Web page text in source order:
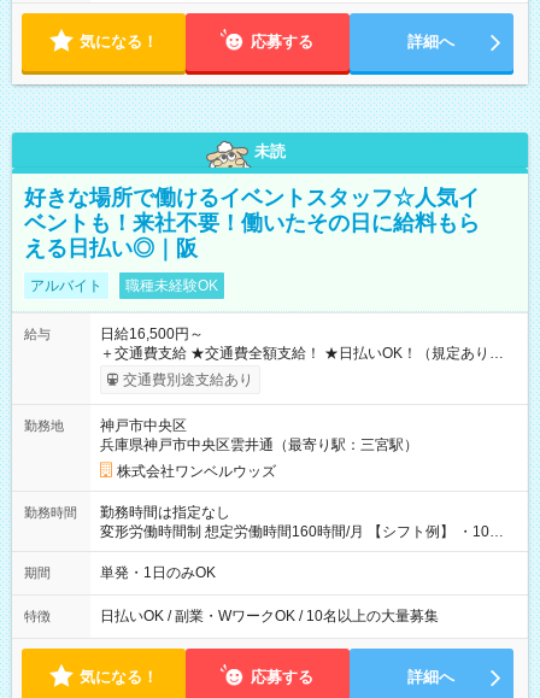
気になる！ 応募する 詳細へ
未読
好きな場所で働けるイベントスタッフ☆人気イ
ベントも！来社不要！働いたその日に給料もら
える日払い◎｜阪
アルバイト 職種未経験OK
給与
日給16,500円～
＋交通費支給 ★交通費全額支給！ ★日払いOK！（規定あり） ┗
働いたその日に現金GET♪ お仕事後はコンビニATMから 日払
交通費別途支給あり
勤務地
神戸市中央区
兵庫県神戸市中央区雲井通（最寄り駅：三宮駅）
株式会社ワンベルウッズ
勤務時間
勤務時間は指定なし
変形労働時間制 想定労働時間160時間/月 【シフト例】 ・10：
00～20：00
期間 単発・1日のみOK
特徴 日払いOK / 副業・WワークOK / 10名以上の大量募集
気になる！ 応募する 詳細へ